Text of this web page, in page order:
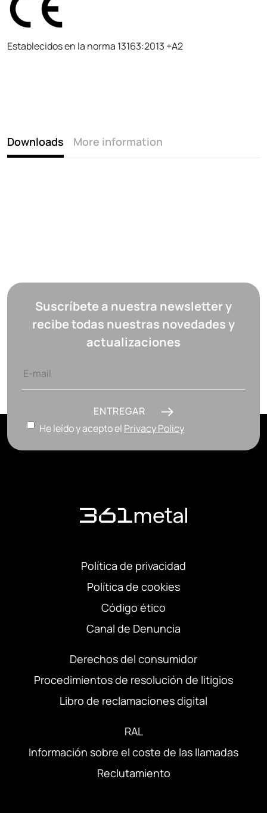
Establecidos en la norma 13163:2013 +A2
Downloads More information
Suscríbete a nuestra newsletter y
recibe todas nuestras novedades y
actualizaciones
ENTREGAR
He leído y acepto el Privacy Policy
Política de privacidad
Política de cookies
Código ético
Canal de Denuncia
Derechos del consumidor
Procedimientos de resolución de litigios
Libro de reclamaciones digital
RAL
Información sobre el coste de las llamadas
Reclutamiento